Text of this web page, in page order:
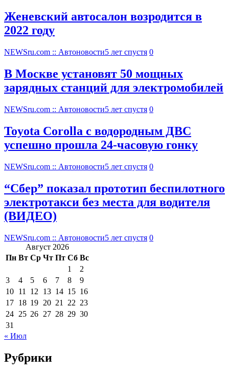
Женевский автосалон возродится в
2022 году
NEWSru.com :: Автоновости5 лет спустя 0
В Москве установят 50 мощных
зарядных станций для электромобилей
NEWSru.com :: Автоновости5 лет спустя 0
Toyota Corolla с водородным ДВС
успешно прошла 24-часовую гонку
NEWSru.com :: Автоновости5 лет спустя 0
“Сбер” показал прототип беспилотного
электротакси без места для водителя
(ВИДЕО)
NEWSru.com :: Автоновости5 лет спустя 0
Август 2026
Пн Вт Ср Чт Пт Сб Вс
1
2
3
4 5 6 7 8
9
10 11 12 13 14 15 16
17 18 19 20 21 22 23
24 25 26 27 28 29 30
31
« Июл
Рубрики